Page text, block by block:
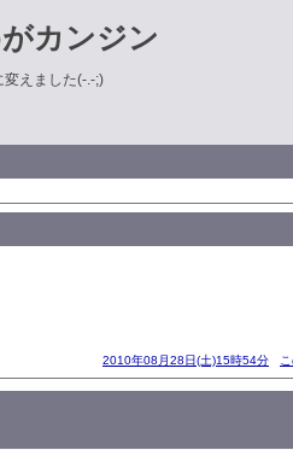
カンジン
えました(-.-;)
2010年08月28日(土)15時54分